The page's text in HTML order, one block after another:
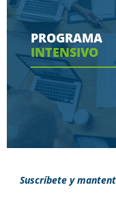
Conoce
PROGRAMA
INTENSIVO
Suscríbete y